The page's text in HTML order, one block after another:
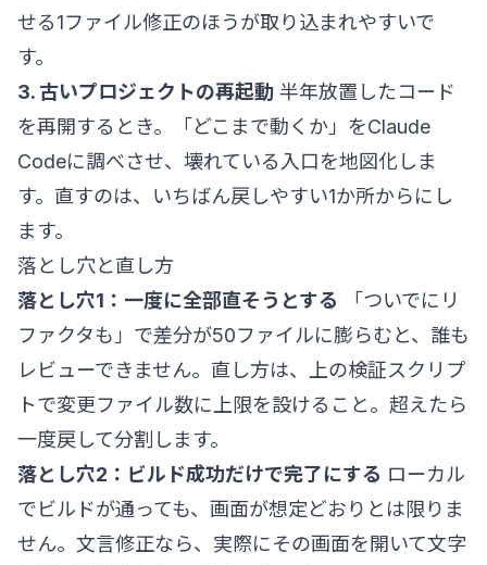
せる1ファイル修正のほうが取り込まれやすいで
す。
3. 古いプロジェクトの再起動 半年放置したコード
を再開するとき。「どこまで動くか」をClaude
Codeに調べさせ、壊れている入口を地図化しま
す。直すのは、いちばん戻しやすい1か所からにし
ます。
落とし穴と直し方
落とし穴1：一度に全部直そうとする 「ついでにリ
ファクタも」で差分が50ファイルに膨らむと、誰も
レビューできません。直し方は、上の検証スクリプ
トで変更ファイル数に上限を設けること。超えたら
一度戻して分割します。
落とし穴2：ビルド成功だけで完了にする ローカル
でビルドが通っても、画面が想定どおりとは限りま
せん。文言修正なら、実際にその画面を開いて文字